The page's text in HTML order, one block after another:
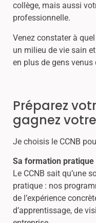
collège, mais aussi
professionnelle.
Venez constater à
un milieu de vie sain
en plus de gens venus
Préparez
gagnez
Je choisis le CCNB
Sa formation pratique
Le CCNB sait qu’une
pratique : nos
de l’expérience
d’apprentissage, de